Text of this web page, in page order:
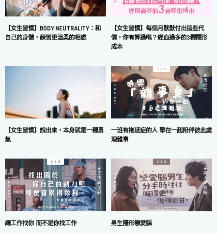
【女生習慣】BODY NEUTRALITY：和
自己的身體，練習更溫柔的相處
【女生習慣】每個月默默付出這些代
價，你有算過嗎？經血過多的3種隱形
成本
【女生習慣】說出來，本身就是一種勇
氣
一班有拖延症的人 聚在一起陪伴彼此處
理雜事
讓工作找你 而不是你找工作 男生隱形戀愛腦